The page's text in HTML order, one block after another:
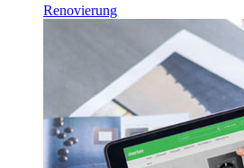
Renovierung